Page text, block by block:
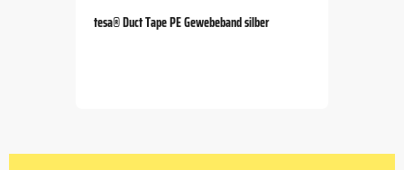
tesa® Duct Tape PE Gewebeband silber